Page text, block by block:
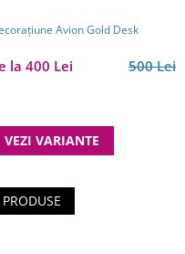
Avion Gold Desk
500 Lei
la 400 Lei
VEZI VARIANTE